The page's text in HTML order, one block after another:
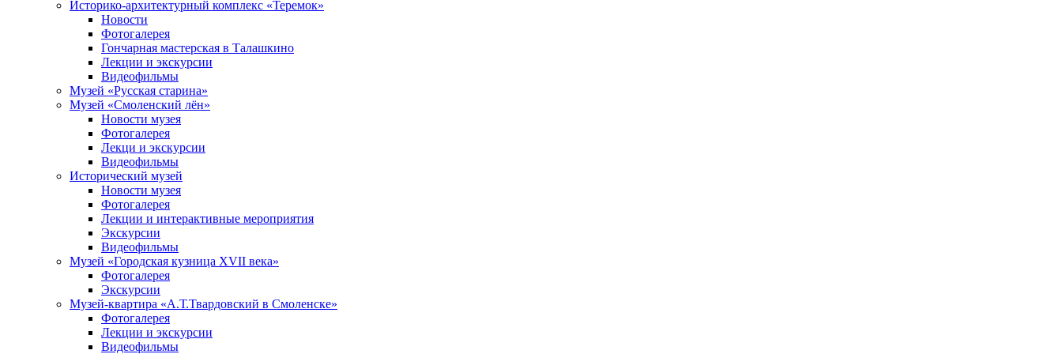
Историко-архитектурный комплекс «Теремок»
Новости
Фотогалерея
Гончарная мастерская в Талашкино
Лекции и экскурсии
Видеофильмы
Музей «Русская старина»
Музей «Смоленский лён»
Новости музея
Фотогалерея
Лекци и экскурсии
Видеофильмы
Исторический музей
Новости музея
Фотогалерея
Лекции и интерактивные мероприятия
Экскурсии
Видеофильмы
Музей «Городская кузница XVII века»
Фотогалерея
Экскурсии
Музей-квартира «А.Т.Твардовский в Смоленске»
Фотогалерея
Лекции и экскурсии
Видеофильмы